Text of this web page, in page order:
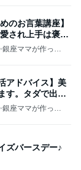
のお言葉講座】
され上手は褒め
座ママが作った
アドバイス】美
す。タダで出会
座ママが作った
ズバースデー♪